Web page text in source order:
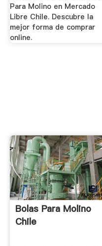
Para Molino en Mercado
Libre Chile. Descubre la
mejor forma de comprar
online.
Bolas Para Molino
Chile